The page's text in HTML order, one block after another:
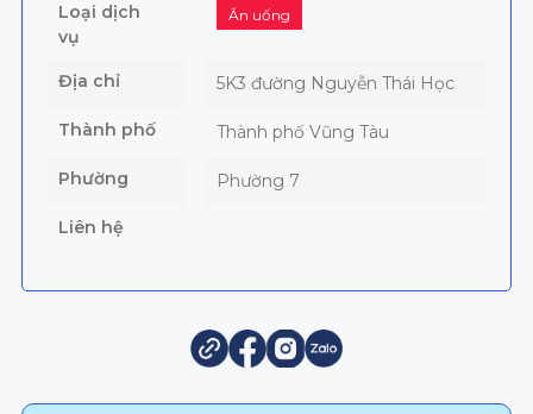
Loại dịch
vụ
Ăn uống
Địa chỉ 5K3 đường Nguyễn Thái Học
Thành phố Thành phố Vũng Tàu
Phường Phường 7
Liên hệ